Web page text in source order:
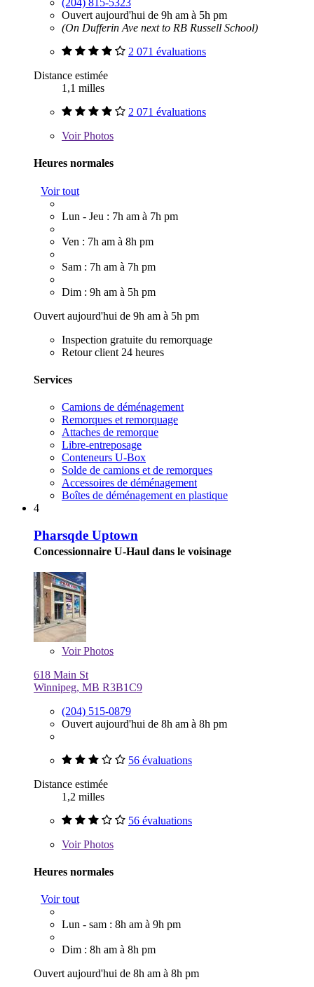
(204) 815-5323
Ouvert aujourd'hui de 9h am à 5h pm
(On Dufferin Ave next to RB Russell School)
2 071 évaluations
Distance estimée
1,1 milles
2 071 évaluations
VoirPhotos
Heures normales
Voir tout
Lun - Jeu : 7h am à 7h pm
Ven : 7h am à 8h pm
Sam : 7h am à 7h pm
Dim : 9h am à 5h pm
Ouvert aujourd'hui de 9h am à 5h pm
Inspection gratuite du remorquage
Retour client 24 heures
Services
Camions de déménagement
Remorques et remorquage
Attaches de remorque
Libre-entreposage
Conteneurs U-Box
Solde de camions et de remorques
Accessoires de déménagement
Boîtes de déménagement en plastique
4
Pharsqde Uptown
Concessionnaire U-Haul dans le voisinage
VoirPhotos
618 Main St
Winnipeg, MB R3B1C9
(204) 515-0879
Ouvert aujourd'hui de 8h am à 8h pm
56 évaluations
Distance estimée
1,2 milles
56 évaluations
VoirPhotos
Heures normales
Voir tout
Lun - sam : 8h am à 9h pm
Dim : 8h am à 8h pm
Ouvert aujourd'hui de 8h am à 8h pm